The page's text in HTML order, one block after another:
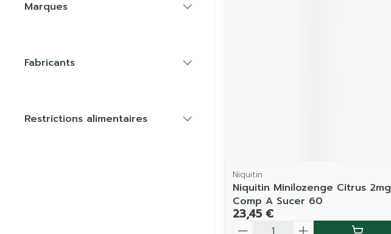
Marques
Fabricants
Restrictions alimentaires
Niquitin
Niquitin Minilozenge Citrus 2mg
Comp A Sucer 60
23,45 €
Quantité